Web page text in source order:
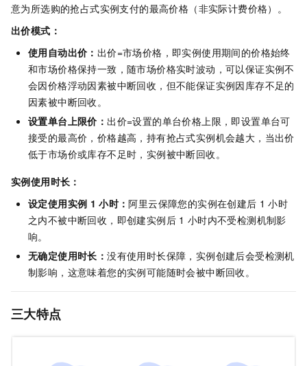
意为所选购的抢占式实例支付的最高价格（非实际计费价格）。
出价模式：
使用自动出价： 出价=市场价格，即实例使用期间的价格始终
和市场价格保持一致，随市场价格实时波动，可以保证实例不
会因价格浮动因素被中断回收，但不能保证实例因库存不足的
因素被中断回收。
设置单台上限价： 出价=设置的单台价格上限，即设置单台可
接受的最高价，价格越高，持有抢占式实例机会越大，当出价
低于市场价或库存不足时，实例被中断回收。
实例使用时长：
设定使用实例 1 小时：阿里云保障您的实例在创建后 1 小时
之内不被中断回收，即创建实例后 1 小时内不受检测机制影
响。
无确定使用时长：没有使用时长保障，实例创建后会受检测机
制影响，这意味着您的实例可能随时会被中断回收。
三大特点